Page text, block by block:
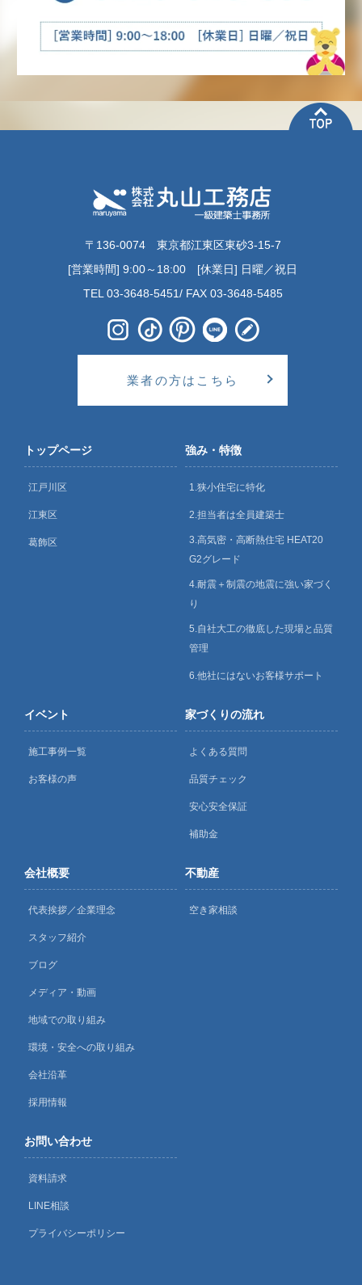
〒136-0074 東京都江東区東砂3-15-7
[営業時間] 9:00～18:00 [休業日] 日曜／祝日
TEL 03-3648-5451/ FAX 03-3648-5485
業者の方はこちら
トップページ
江戸川区
江東区
葛飾区
強み・特徴
1.狭小住宅に特化
2.担当者は全員建築士
3.高気密・高断熱住宅 HEAT20
G2グレード
4.耐震＋制震の地震に強い家づく
り
5.自社大工の徹底した現場と品質
管理
6.他社にはないお客様サポート
イベント
施工事例一覧
お客様の声
家づくりの流れ
よくある質問
品質チェック
安心安全保証
補助金
会社概要
代表挨拶／企業理念
スタッフ紹介
ブログ
メディア・動画
地域での取り組み
環境・安全への取り組み
会社沿革
採用情報
不動産
空き家相談
お問い合わせ
資料請求
LINE相談
プライバシーポリシー